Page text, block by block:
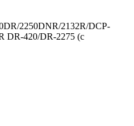
2250DNR/2132R/DCP-
DR-420/DR-2275 (с